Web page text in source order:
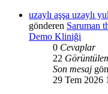
uzaylı aşşa uzaylı
gönderen Saruman
Demo Kliniği
0 Cevaplar
22
Son mesaj
29 Tem 2026